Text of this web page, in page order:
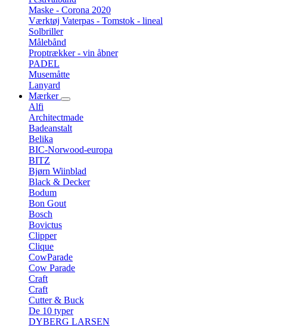
Maske - Corona 2020
Værktøj Vaterpas - Tomstok - lineal
Solbriller
Målebånd
Proptrækker - vin åbner
PADEL
Musemåtte
Lanyard
Mærker
Alfi
Architectmade
Badeanstalt
Belika
BIC-Norwood-europa
BITZ
Bjørn Wiinblad
Black & Decker
Bodum
Bon Gout
Bosch
Bovictus
Clipper
Clique
CowParade
Cow Parade
Craft
Craft
Cutter & Buck
De 10 typer
DYBERG LARSEN